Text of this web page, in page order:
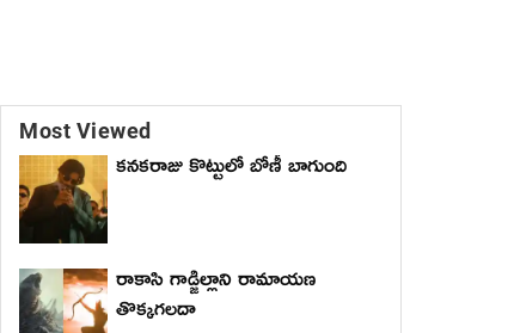
Most Viewed
కనకరాజు కొట్టులో బోణీ బాగుంది
రాకాసి గాడ్జిల్లాని రామాయణ
తొక్కగలదా